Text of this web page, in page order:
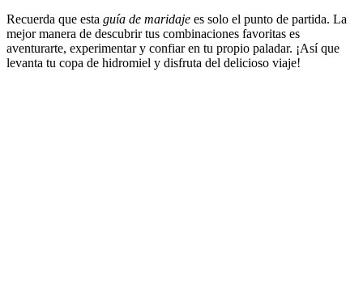
Recuerda que esta guía de maridaje es solo el punto de partida. La
mejor manera de descubrir tus combinaciones favoritas es
aventurarte, experimentar y confiar en tu propio paladar. ¡Así que
levanta tu copa de hidromiel y disfruta del delicioso viaje!